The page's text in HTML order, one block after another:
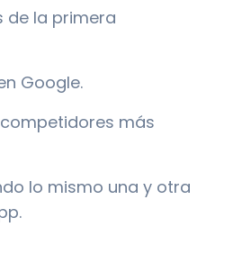
de la primera
Google.
más
lo mismo una y otra